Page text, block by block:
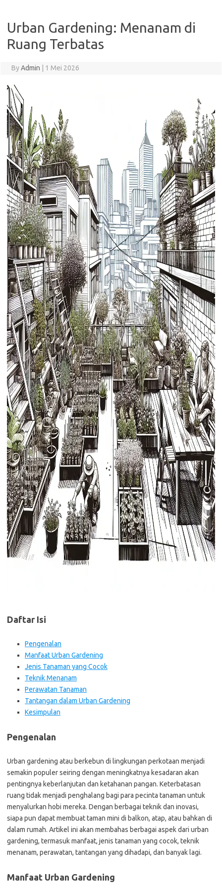
Urban Gardening: Menanam di
Ruang Terbatas
ByAdmin 1 Mei 2026
Daftar Isi
Pengenalan
Manfaat Urban Gardening
Jenis Tanaman yang Cocok
Teknik Menanam
Perawatan Tanaman
Tantangan dalam Urban Gardening
Kesimpulan
Pengenalan
Urban gardening atau berkebun di lingkungan perkotaan menjadi
semakin populer seiring dengan meningkatnya kesadaran akan
pentingnya keberlanjutan dan ketahanan pangan. Keterbatasan
ruang tidak menjadi penghalang bagi para pecinta tanaman untuk
menyalurkan hobi mereka. Dengan berbagai teknik dan inovasi,
siapa pun dapat membuat taman mini di balkon, atap, atau bahkan di
dalam rumah. Artikel ini akan membahas berbagai aspek dari urban
gardening, termasuk manfaat, jenis tanaman yang cocok, teknik
menanam, perawatan, tantangan yang dihadapi, dan banyak lagi.
Manfaat Urban Gardening